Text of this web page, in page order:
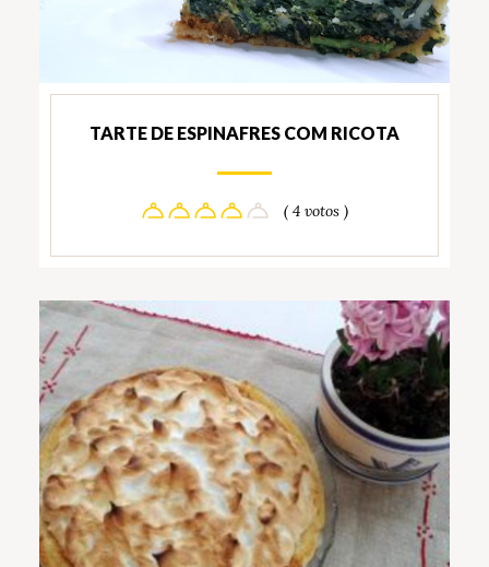
TARTE DE ESPINAFRES COM RICOTA
( 4 votos )